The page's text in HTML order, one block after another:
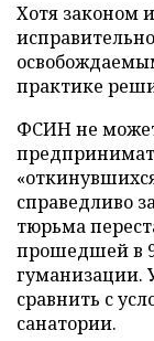
Хотя законом
практике
ФСИН не может
справедливо
тюрьма
прошедшей в
гуманизации.
сравнить с
санатории.